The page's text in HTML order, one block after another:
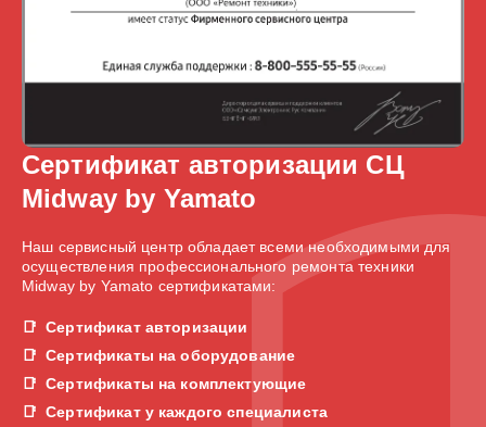
Сертификат авторизации СЦ
Midway by Yamato
Наш сервисный центр обладает всеми необходимыми для
осуществления профессионального ремонта техники
Midway by Yamato сертификатами:
Сертификат авторизации
Сертификаты на оборудование
Сертификаты на комплектующие
Сертификат у каждого специалиста